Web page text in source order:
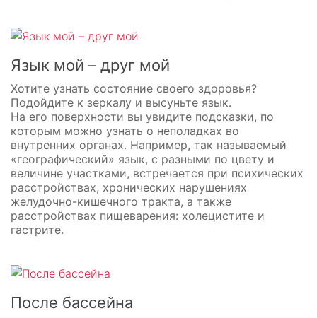
Язык мой – друг мой
Хотите узнать состояние своего здоровья?
Подойдите к зеркалу и высуньте язык.
На его поверхности вы увидите подсказки, по
которым можно узнать о неполадках во
внутренних органах. Например, так называемый
«географический» язык, с разными по цвету и
величине участками, встречается при психических
расстройствах, хронических нарушениях
желудочно-кишечного тракта, а также
расстройствах пищеварения: холецистите и
гастрите.
После бассейна